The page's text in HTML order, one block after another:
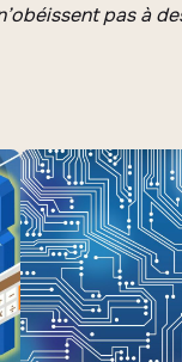
pas à